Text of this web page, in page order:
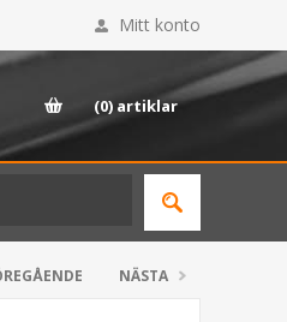
Mitt konto
(0) artiklar
NÄSTA